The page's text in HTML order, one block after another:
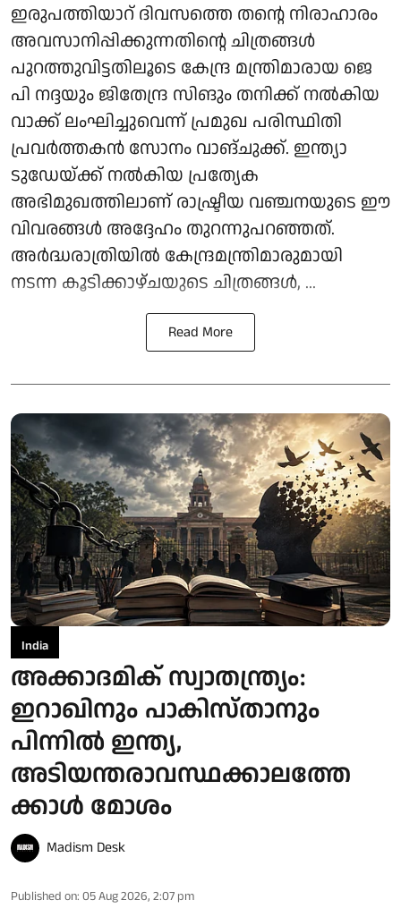
ഇരുപത്തിയാറ് ദിവസത്തെ തന്റെ നിരാഹാരം
അവസാനിപ്പിക്കുന്നതിന്റെ ചിത്രങ്ങൾ
പുറത്തുവിട്ടതിലൂടെ കേന്ദ്ര മന്ത്രിമാരായ ജെ
പി നദ്ദയും ജിതേന്ദ്ര സിങും തനിക്ക് നൽകിയ
വാക്ക് ലംഘിച്ചുവെന്ന് പ്രമുഖ പരിസ്ഥിതി
പ്രവർത്തകൻ സോനം വാങ്ചുക്ക്. ഇന്ത്യാ
ടുഡേയ്ക്ക് നൽകിയ പ്രത്യേക
അഭിമുഖത്തിലാണ് രാഷ്ട്രീയ വഞ്ചനയുടെ ഈ
വിവരങ്ങൾ അദ്ദേഹം തുറന്നുപറഞ്ഞത്.
അർദ്ധരാത്രിയിൽ കേന്ദ്രമന്ത്രിമാരുമായി
നടന്ന കൂടിക്കാഴ്ചയുടെ ചിത്രങ്ങൾ, ...
Read More
India
അക്കാദമിക് സ്വാതന്ത്യ്രം:
ഇറാഖിനും പാകിസ്താനും
പിന്നിൽ ഇന്ത്യ,
അടിയന്തരാവസ്ഥക്കാലത്തേ
ക്കാൾ മോശം
Madism Desk
Published on: 05 Aug 2026, 2:07 pm